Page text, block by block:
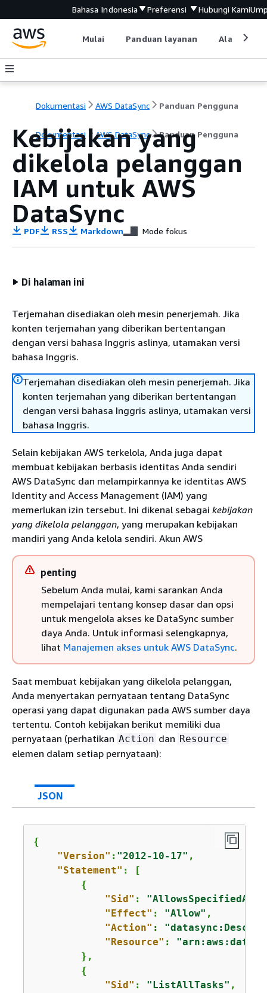
Bahasa Indonesia Preferensi Hubungi Kami
Mulai Panduan layanan Alat
Dokumentasi AWS DataSync Panduan Pengguna
Dokumentasi AWS DataSync Panduan Pengguna
Kebijakan yang
dikelola pelanggan
IAM untuk AWS
DataSync
PDF RSS Markdown Mode fokus
Di halaman ini
Terjemahan disediakan oleh mesin penerjemah. Jika
konten terjemahan yang diberikan bertentangan
dengan versi bahasa Inggris aslinya, utamakan versi
bahasa Inggris.
Terjemahan disediakan oleh mesin penerjemah. Jika
konten terjemahan yang diberikan bertentangan
dengan versi bahasa Inggris aslinya, utamakan versi
bahasa Inggris.
Selain kebijakan AWS terkelola, Anda juga dapat
membuat kebijakan berbasis identitas Anda sendiri
AWS DataSync dan melampirkannya ke identitas AWS
Identity and Access Management (IAM) yang
memerlukan izin tersebut. Ini dikenal sebagai kebijakan
yang dikelola pelanggan, yang merupakan kebijakan
mandiri yang Anda kelola sendiri. Akun AWS
penting
Sebelum Anda mulai, kami sarankan Anda
mempelajari tentang konsep dasar dan opsi
untuk mengelola akses ke DataSync sumber
daya Anda. Untuk informasi selengkapnya,
lihat Manajemen akses untuk AWS DataSync.
Saat membuat kebijakan yang dikelola pelanggan,
Anda menyertakan pernyataan tentang DataSync
operasi yang dapat digunakan pada AWS sumber daya
tertentu. Contoh kebijakan berikut memiliki dua
pernyataan (perhatikan Action dan Resource
elemen dalam setiap pernyataan):
JSON
{
"Version" : "2012-10-17" ,
"Statement" : [
{
"Sid" :
"Effect" : "Allow" ,
"Action" :
"Resource" :
        },
{
"Sid" : "ListAllTasks" ,